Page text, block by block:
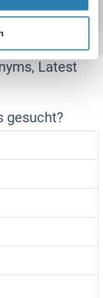
Latest
gesucht?